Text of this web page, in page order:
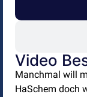
Video
Manchmal will
HaSchem doch